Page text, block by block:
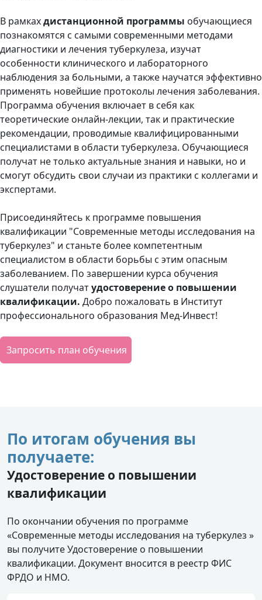
В рамкахдистанционной программы обучающиеся
познакомятся с самыми современными методами
диагностики и лечения туберкулеза, изучат
особенности клинического и лабораторного
наблюдения за больными, а также научатся эффективно
применять новейшие протоколы лечения заболевания.
Программа обучения включает в себя как
теоретические онлайн-лекции, так и практические
рекомендации, проводимые квалифицированными
специалистами в области туберкулеза. Обучающиеся
получат не только актуальные знания и навыки, но и
смогут обсудить свои случаи из практики с коллегами и
экспертами.
Присоединяйтесь к программе повышения
квалификации "Современные методы исследования на
туберкулез" и станьте более компетентным
специалистом в области борьбы с этим опасным
заболеванием. По завершении курса обучения
слушатели получатудостоверение о повышении
квалификации. Добро пожаловать в Институт
профессионального образования Мед-Инвест!
Запросить план обучения
По итогам обучения вы
получаете:
Удостоверение о повышении
квалификации
По окончании обучения по программе
«Современные методы исследования на туберкулез »
вы получите Удостоверение о повышении
квалификации. Документ вносится в реестр ФИС
ФРДО и НМО.